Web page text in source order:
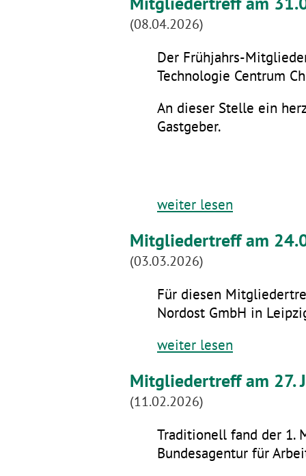
(08.04.2026)
Der Frühjahrs-
Technologie Centrum
An dieser Stelle ein
Gastgeber.
weiter lesen
Mitgliedertreff am
(03.03.2026)
Für diesen
Nordost GmbH in
weiter lesen
Mitgliedertreff am 27.
(11.02.2026)
Traditionell fand der 1.
Bundesagentur für